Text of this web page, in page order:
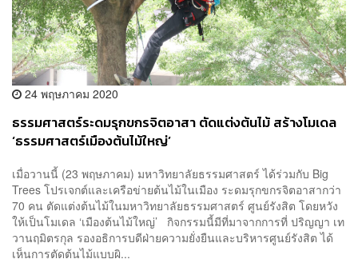
24 พฤษภาคม 2020
ธรรมศาสตร์ระดมรุกขกรจิตอาสา ตัดแต่งต้นไม้ สร้างโมเดล
‘ธรรมศาสตร์เมืองต้นไม้ใหญ่’
เมื่อวานนี้ (23 พฤษภาคม) มหาวิทยาลัยธรรมศาสตร์ ได้ร่วมกับ Big
Trees โปรเจกต์และเครือข่ายต้นไม้ในเมือง ระดมรุกขกรจิตอาสากว่า
70 คน ตัดแต่งต้นไม้ในมหาวิทยาลัยธรรมศาสตร์ ศูนย์รังสิต โดยหวัง
ให้เป็นโมเดล ‘เมืองต้นไม้ใหญ่’ กิจกรรมนี้มีที่มาจากการที่ ปริญญา เท
วานฤมิตรกุล รองอธิการบดีฝ่ายความยั่งยืนและบริหารศูนย์รังสิต ได้
เห็นการตัดต้นไม้แบบผิ...